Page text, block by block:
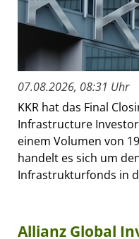
07.08.2026, 08:31 Uhr
KKR hat das Final
Infrastructure
einem Volumen von
handelt es sich um
Infrastrukturfonds in
Allianz Global